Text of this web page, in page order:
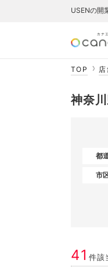
USENの開
TOP
神奈
都
市
41 件該